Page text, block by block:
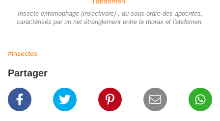
Insecte entomophage (insectivore) , du sous ordre des apocrites,
caractérisés par un net étranglement entre le thorax et l'abdomen.
#insectes
Partager